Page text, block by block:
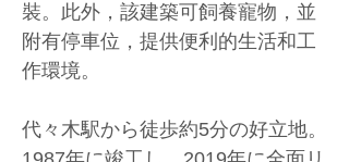
裝。此外，該建築可飼養寵物，並
附有停車位，提供便利的生活和工
作環境。
代々木駅から徒歩約5分の好立地。